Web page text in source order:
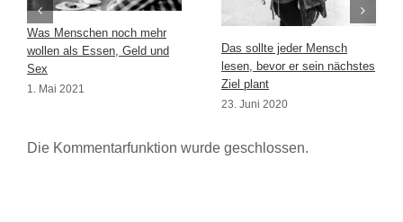
Was Menschen noch mehr
wollen als Essen, Geld und
Sex
1. Mai 2021
Das sollte jeder Mensch
lesen, bevor er sein nächstes
Ziel plant
23. Juni 2020
Die Kommentarfunktion wurde geschlossen.